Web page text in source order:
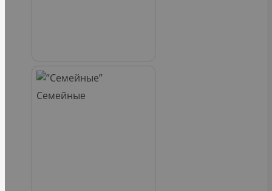
Семейные